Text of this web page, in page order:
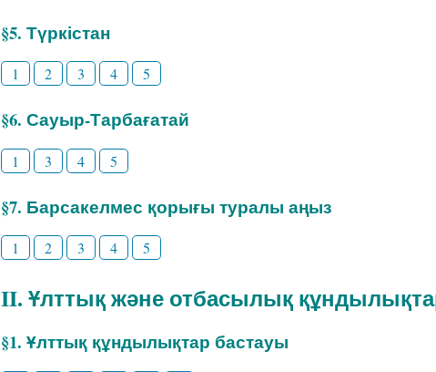
§5. Түркістан
1 2 3 4 5
§6. Сауыр-Тарбағатай
1 3 4 5
§7. Барсакелмес қорығы туралы аңыз
1 2 3 4 5
II. Ұлттық және отбасылық
§1. Ұлттық құндылықтар бастауы